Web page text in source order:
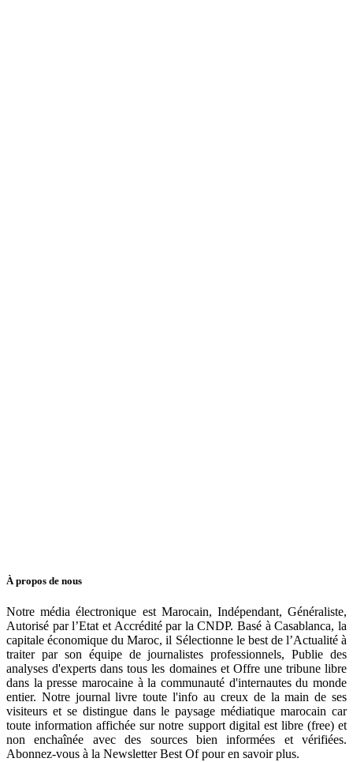
À propos de nous
Notre média électronique est Marocain, Indépendant, Généraliste,
Autorisé par l’Etat et Accrédité par la CNDP. Basé à Casablanca, la
capitale économique du Maroc, il Sélectionne le best de l’Actualité à
traiter par son équipe de journalistes professionnels, Publie des
analyses d'experts dans tous les domaines et Offre une tribune libre
dans la presse marocaine à la communauté d'internautes du monde
entier. Notre journal livre toute l'info au creux de la main de ses
visiteurs et se distingue dans le paysage médiatique marocain car
toute information affichée sur notre support digital est libre (free) et
non enchaînée avec des sources bien informées et vérifiées.
Abonnez-vous à la Newsletter Best Of pour en savoir plus.